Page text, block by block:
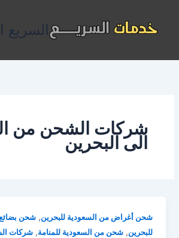
المحتوى
السريع
شركات الشحن من
الى البحرين
شحن أغراض من السعودية للبحرين,شحن
للبحرين,شحن من السعودية للمنامة,شركات